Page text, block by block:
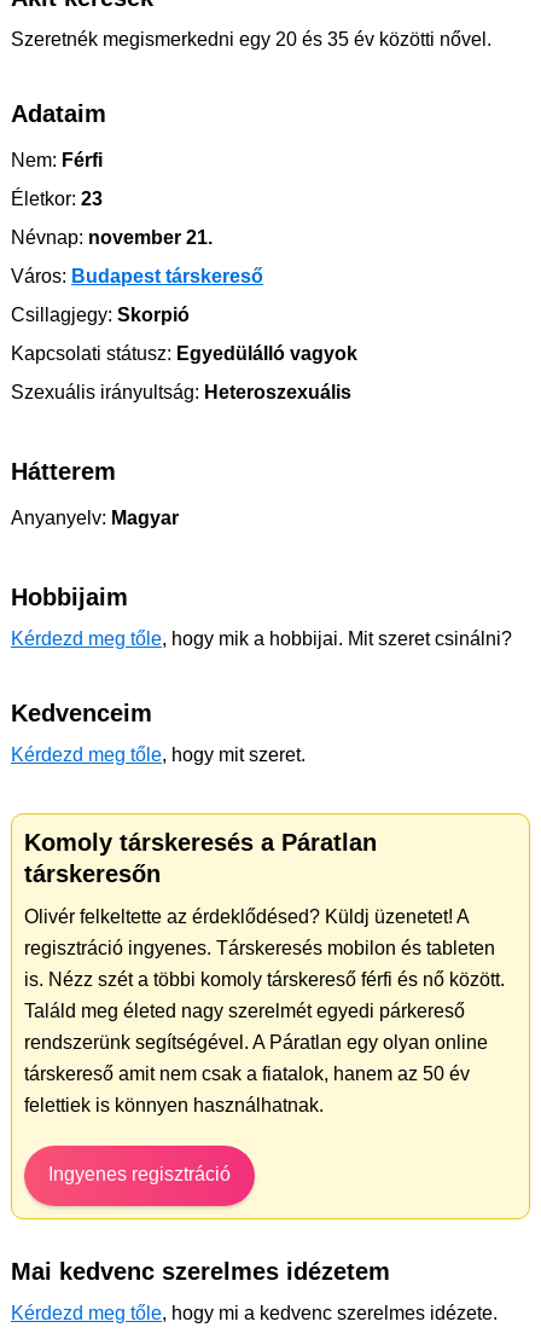
Szeretnék megismerkedni egy 20 és 35 év közötti nővel.
Adataim
Nem: Férfi
Életkor: 23
Névnap: november 21.
Város: Budapest társkereső
Csillagjegy: Skorpió
Kapcsolati státusz: Egyedülálló vagyok
Szexuális irányultság: Heteroszexuális
Hátterem
Anyanyelv: Magyar
Hobbijaim
Kérdezd meg tőle, hogy mik a hobbijai. Mit szeret csinálni?
Kedvenceim
Kérdezd meg tőle, hogy mit szeret.
Komoly társkeresés a Páratlan
társkeresőn
Olivér felkeltette az érdeklődésed? Küldj üzenetet! A
regisztráció ingyenes. Társkeresés mobilon és tableten
is. Nézz szét a többi komoly társkereső férfi és nő között.
Találd meg életed nagy szerelmét egyedi párkereső
rendszerünk segítségével. A Páratlan egy olyan online
társkereső amit nem csak a fiatalok, hanem az 50 év
felettiek is könnyen használhatnak.
Ingyenes regisztráció
Mai kedvenc szerelmes idézetem
Kérdezd meg tőle, hogy mi a kedvenc szerelmes idézete.